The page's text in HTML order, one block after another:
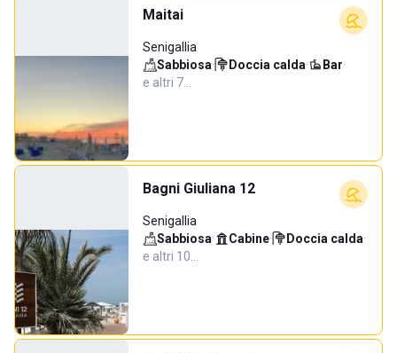
Maitai
Senigallia
Sabbiosa· Doccia calda· Bar·
e altri 7…
Bagni Giuliana 12
Senigallia
Sabbiosa· Cabine· Doccia calda·
e altri 10…